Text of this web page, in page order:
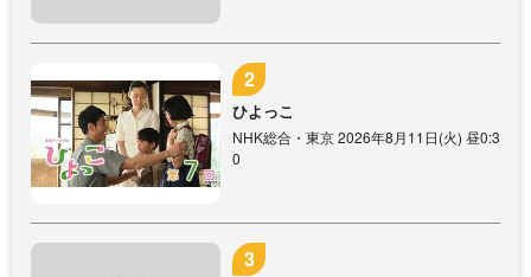
ひよっこ
NHK総合・東京 2026年8月11日(火) 昼0:3
0